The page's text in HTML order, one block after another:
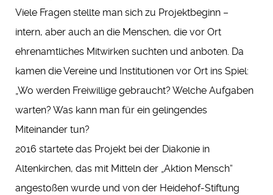
Viele Fragen stellte man sich zu Projektbeginn –
intern, aber auch an die Menschen, die vor Ort
ehrenamtliches Mitwirken suchten und anboten. Da
kamen die Vereine und Institutionen vor Ort ins Spiel:
„Wo werden Freiwillige gebraucht? Welche Aufgaben
warten? Was kann man für ein gelingendes
Miteinander tun?
2016 startete das Projekt bei der Diakonie in
Altenkirchen, das mit Mitteln der „Aktion Mensch“
angestoßen wurde und von der Heidehof-Stiftung